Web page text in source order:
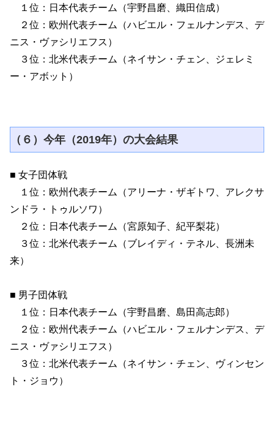
１位：日本代表チーム（宇野昌磨、織田信成）
２位：欧州代表チーム（ハビエル・フェルナンデス、デ
ニス・ヴァシリエフス）
３位：北米代表チーム（ネイサン・チェン、ジェレミ
ー・アボット）
（６）今年（2019年）の大会結果
■ 女子団体戦
１位：欧州代表チーム（アリーナ・ザギトワ、アレクサ
ンドラ・トゥルソワ）
２位：日本代表チーム（宮原知子、紀平梨花）
３位：北米代表チーム（ブレイディ・テネル、長洲未
来）
■ 男子団体戦
１位：日本代表チーム（宇野昌磨、島田高志郎）
２位：欧州代表チーム（ハビエル・フェルナンデス、デ
ニス・ヴァシリエフス）
３位：北米代表チーム（ネイサン・チェン、ヴィンセン
ト・ジョウ）